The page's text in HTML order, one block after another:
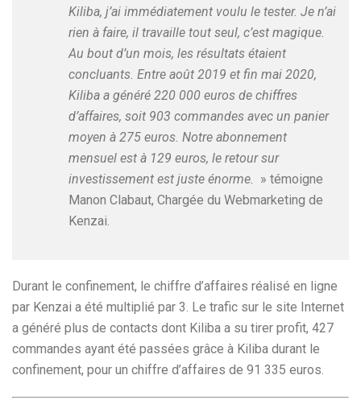
Kiliba, j’ai immédiatement voulu le tester. Je n’ai
rien à faire, il travaille tout seul, c’est magique.
Au bout d’un mois, les résultats étaient
concluants. Entre août 2019 et fin mai 2020,
Kiliba a généré 220 000 euros de chiffres
d’affaires, soit 903 commandes avec un panier
moyen à 275 euros. Notre abonnement
mensuel est à 129 euros, le retour sur
investissement est juste énorme. » témoigne
Manon Clabaut, Chargée du Webmarketing de
Kenzai.
Durant le confinement, le chiffre d’affaires réalisé en ligne
par Kenzai a été multiplié par 3. Le trafic sur le site Internet
a généré plus de contacts dont Kiliba a su tirer profit, 427
commandes ayant été passées grâce à Kiliba durant le
confinement, pour un chiffre d’affaires de 91 335 euros.